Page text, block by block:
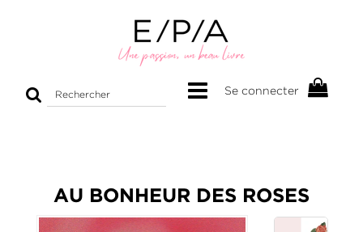
Rechercher
Se connecter
AU BONHEUR DES ROSES